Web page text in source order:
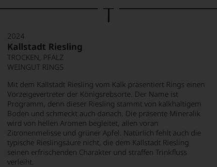
2024
Kallstadt Riesling
TROCKEN, PFALZ
WEINGUT RINGS
Mit dem Kallstadt Riesling vom Kalk präsentiert Rings einen
Vorzeigevertreter der Königsrebsorte. Der Name ist
Programm, denn dieser Riesling stammt von kalkhaltigem
Boden und schmeckt auch danach. Die präsente Mineralik
wird von hellen Aromen begleitet, allen voran
Zitronenmelisse und grüner Apfel. Natürlich fehlt auch die
typische Rieslingsäure nicht, die dem Kallstadt Riesling
seinen erfrischenden Charakter und straffen Trinkfluss
verleiht.